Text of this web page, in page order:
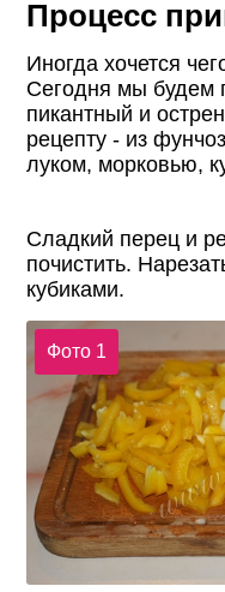
Процесс
Иногда хочется
Сегодня мы будем
пикантный и
рецепту - из
луком, морковью,
Сладкий перец и
почистить.
кубиками.
Фото 1